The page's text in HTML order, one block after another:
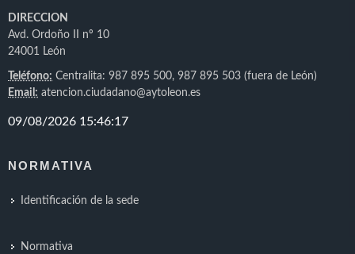
DIRECCION
Avd. Ordoño II nº 10
24001 León
Teléfono: Centralita: 987 895 500, 987 895 503 (fuera de León)
Email: atencion.ciudadano@aytoleon.es
NORMATIVA
Identificación de la sede
Normativa